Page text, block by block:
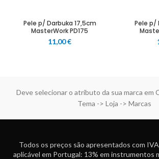
Pele p/ Darbuka 17,5cm
MasterWork PD175
11,00€
Pele p/
Deve selecionar o atributo da sua marca em
Tema -> Loja -> Marcas
Todos os preços são apresentados com
aplicável em Portugal: 13% em instrumentos